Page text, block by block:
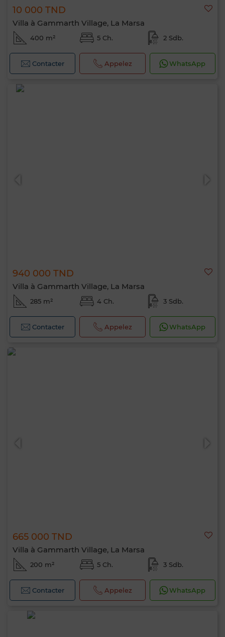
10 000 TND
Villa à Gammarth Village, La Marsa
400 m² 5 Ch. 2 Sdb.
Contacter Appelez WhatsApp
940 000 TND
Villa à Gammarth Village, La Marsa
285 m² 4 Ch. 3 Sdb.
Contacter Appelez WhatsApp
665 000 TND
Villa à Gammarth Village, La Marsa
200 m² 5 Ch. 3 Sdb.
Contacter Appelez WhatsApp